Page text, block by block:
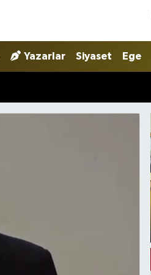
Yazarlar Siyaset Ege